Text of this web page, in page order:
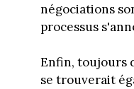
négociations
processus
Enfin, toujours
se trouverait